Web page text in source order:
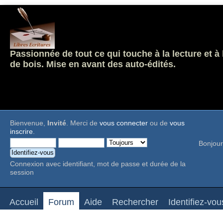
Passionnée de tout ce qui touche à la lecture et
de bois. Mise en avant des auto-édités.
Bienvenue, Invité. Merci de vous connecter ou de vous
inscrire.
Connexion avec identifiant, mot de passe et durée de la
session
Accueil Forum Aide Rechercher Identifiez-